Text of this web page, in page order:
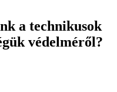
a technikusok
védelméről?